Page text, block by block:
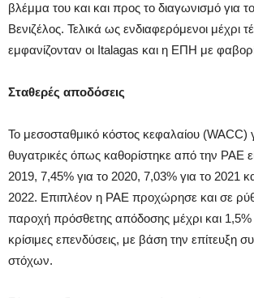
βλέμμα του και και προς το διαγωνισμό για
Βενιζέλος. Τελικά ως ενδιαφερόμενοι μέχρι
εμφανίζονταν οι Italagas και η EΠH με
Σταθερές αποδόσεις
Το μεσοσταθμικό κόστος κεφαλαίου (WACC)
θυγατρικές όπως καθορίστηκε από την ΡΑΕ
2019, 7,45% για το 2020, 7,03% για το 2021
2022. Επιπλέον η ΡΑΕ προχώρησε και σε
παροχή πρόσθετης απόδοσης μέχρι και 1,5%
κρίσιμες επενδύσεις, με βάση την επίτευξη
στόχων.